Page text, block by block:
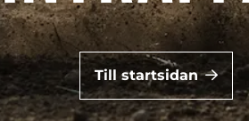
Till startsidan